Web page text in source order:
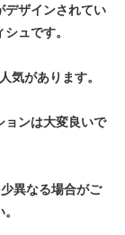
デザインされてい
ュです。
気があります。
ョンは大変良いで
異なる場合がご